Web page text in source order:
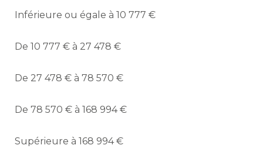
Inférieure ou égale à 10 777 €
De 10 777 € à 27 478 €
De 27 478 € à 78 570 €
De 78 570 € à 168 994 €
Supérieure à 168 994 €